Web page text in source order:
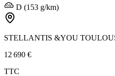
D (153 g/km)
STELLANTIS &YOU
12 690 €
TTC